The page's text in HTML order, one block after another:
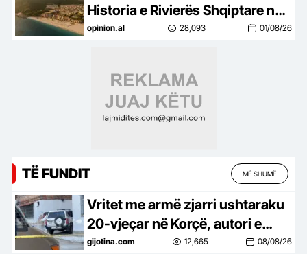
Historia e Rivierës Shqiptare në
skenën ndërkombëtare
opinion.al 28,093 01/08/26
TË FUNDIT MË SHUMË
Vritet me armë zjarri ushtaraku
20-vjeçar në Korçë, autori e
ndoqi në një pallat për ta qëlluar
gijotina.com 12,665 08/08/26